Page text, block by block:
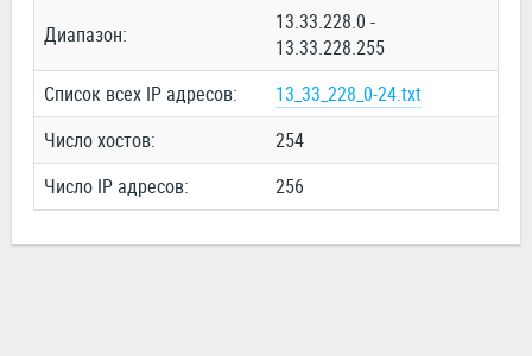
Диапазон:
13.33.228.0 -
13.33.228.255
Список всех IP адресов:
13_33_228_0-24.txt
Число хостов:
254
Число IP адресов:
256